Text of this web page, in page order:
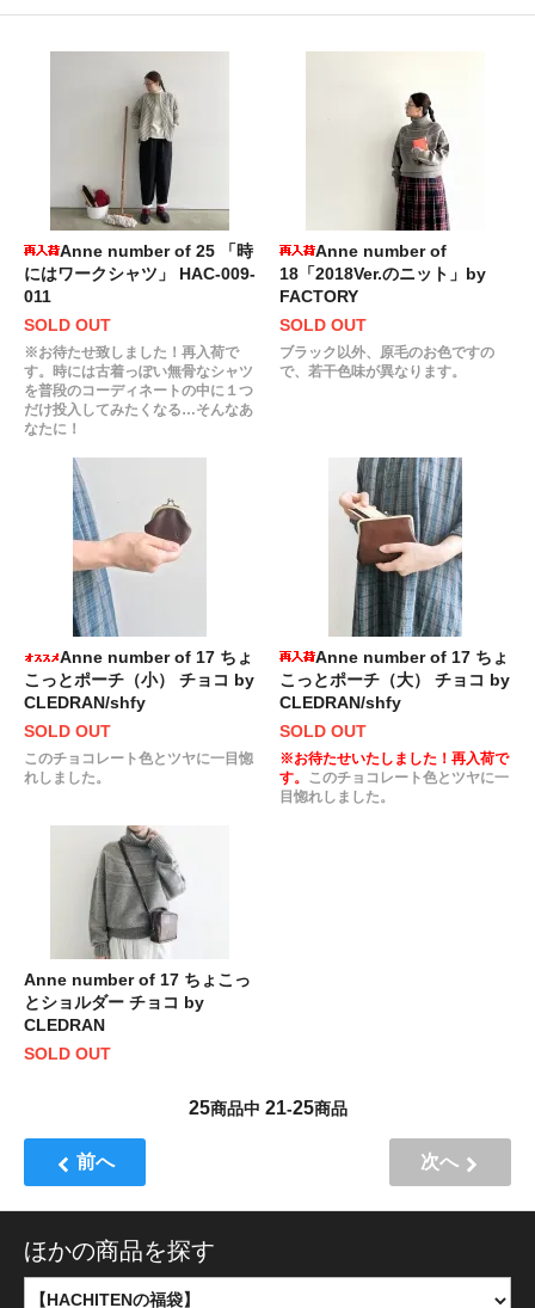
Anne number of 25 「時
にはワークシャツ」 HAC-009-
011
SOLD OUT
※お待たせ致しました！再入荷で
す。時には古着っぽい無骨なシャツ
を普段のコーディネートの中に１つ
だけ投入してみたくなる…そんなあ
なたに！
Anne number of
18「2018Ver.のニット」by
FACTORY
SOLD OUT
ブラック以外、原毛のお色ですの
で、若干色味が異なります。
Anne number of 17 ちょ
こっとポーチ（小） チョコ by
CLEDRAN/shfy
SOLD OUT
このチョコレート色とツヤに一目惚
れしました。
Anne number of 17 ちょ
こっとポーチ（大） チョコ by
CLEDRAN/shfy
SOLD OUT
※お待たせいたしました！再入荷で
す。 このチョコレート色とツヤに一
目惚れしました。
Anne number of 17 ちょこっ
とショルダー チョコ by
CLEDRAN
SOLD OUT
25商品中 21-25商品
前へ 次へ
ほかの商品を探す